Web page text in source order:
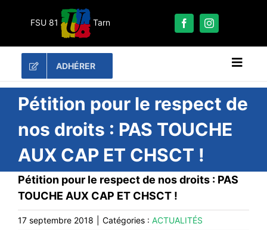
FSU 81 Tarn
ADHÉRER
RECHERCHER:
LES UNES
#ACTUALITÉS
LA FSU 81
DOSSIERS
PUBLICATIONS
Pétition pour le respect de
nos droits : PAS TOUCHE
AUX CAP ET CHSCT !
Pétition pour le respect de nos droits : PAS
TOUCHE AUX CAP ET CHSCT !
17 septembre 2018 Catégories : ACTUALITÉS